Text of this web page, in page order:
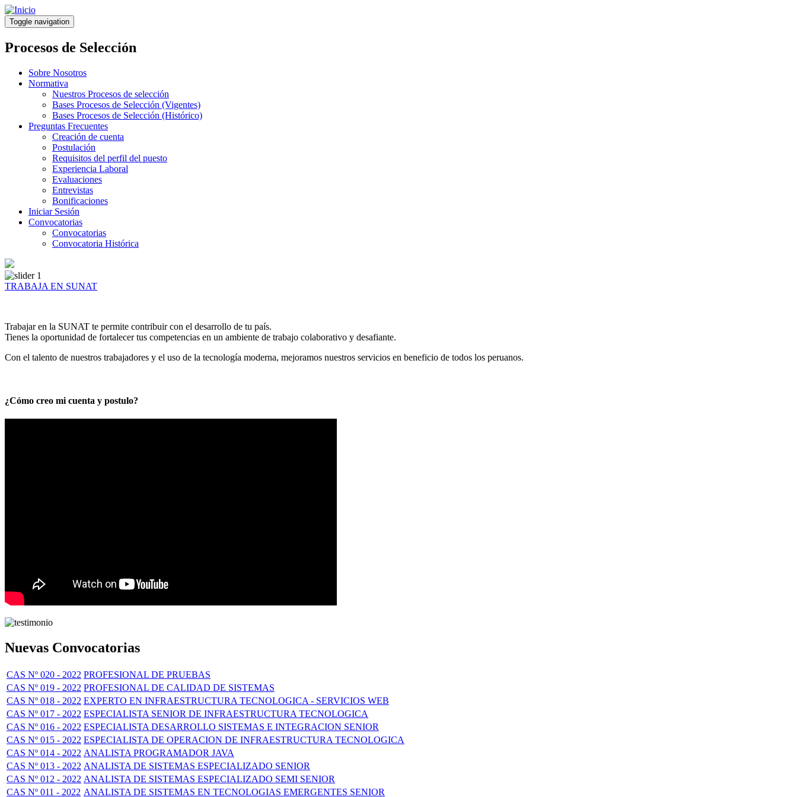
Pasar
al
contenido
principal
Toggle navigation
Procesos de Selección
Sobre Nosotros
Normativa
Nuestros Procesos de selección
Bases Procesos de Selección (Vigentes)
Bases Procesos de Selección (Histórico)
Preguntas Frecuentes
Creación de cuenta
Postulación
Requisitos del perfil del puesto
Experiencia Laboral
Evaluaciones
Entrevistas
Bonificaciones
Iniciar Sesión
Convocatorias
Convocatorias
Convocatoria Histórica
TRABAJA EN SUNAT
Trabajar en la SUNAT te permite contribuir con el desarrollo de tu país.
Tienes la oportunidad de fortalecer tus competencias en un ambiente de trabajo colaborativo y desafiante.
Con el talento de nuestros trabajadores y el uso de la tecnología moderna, mejoramos nuestros servicios en beneficio de todos los peruanos.
¿Cómo creo mi cuenta y postulo?
Nuevas Convocatorias
CAS Nº 020 - 2022 PROFESIONAL DE PRUEBAS
CAS Nº 019 - 2022 PROFESIONAL DE CALIDAD DE SISTEMAS
CAS Nº 018 - 2022 EXPERTO EN INFRAESTRUCTURA TECNOLOGICA - SERVICIOS WEB
CAS Nº 017 - 2022 ESPECIALISTA SENIOR DE INFRAESTRUCTURA TECNOLOGICA
CAS Nº 016 - 2022 ESPECIALISTA DESARROLLO SISTEMAS E INTEGRACION SENIOR
CAS Nº 015 - 2022 ESPECIALISTA DE OPERACION DE INFRAESTRUCTURA TECNOLOGICA
CAS Nº 014 - 2022 ANALISTA PROGRAMADOR JAVA
CAS Nº 013 - 2022 ANALISTA DE SISTEMAS ESPECIALIZADO SENIOR
CAS Nº 012 - 2022 ANALISTA DE SISTEMAS ESPECIALIZADO SEMI SENIOR
CAS Nº 011 - 2022 ANALISTA DE SISTEMAS EN TECNOLOGIAS EMERGENTES SENIOR